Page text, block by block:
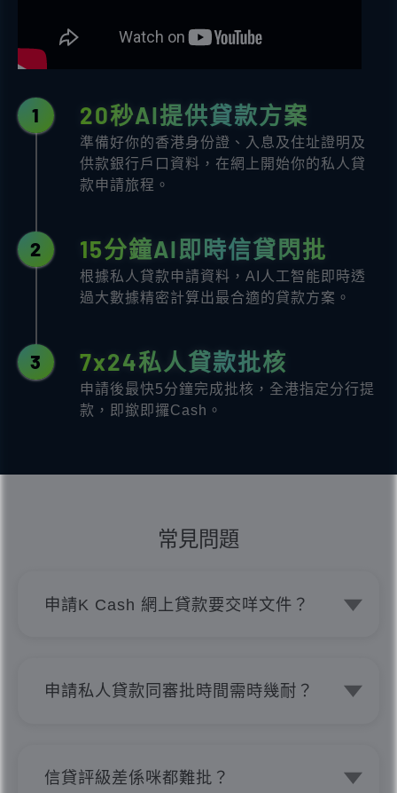
1 20秒AI提供貸款方案
準備好你的香港身份證、入息及住址證明及
供款銀行戶口資料，在網上開始你的私人貸
款申請旅程。
2 15分鐘AI即時信貸閃批
根據私人貸款申請資料，AI人工智能即時透
過大數據精密計算出最合適的貸款方案。
3 7x24私人貸款批核
申請後最快5分鐘完成批核，全港指定分行提
款，即撳即攞Cash。
常見問題
申請K Cash 網上貸款要交咩文件？
申請私人貸款同審批時間需時幾耐？
並正確無誤的話，極速得知貸款批核結
信貸評級差係咪都難批？